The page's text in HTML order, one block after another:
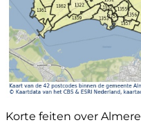
Korte feiten over Almere